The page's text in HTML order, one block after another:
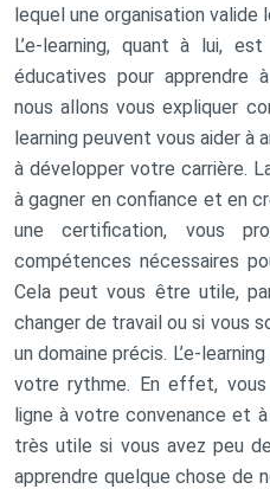
lequel une organisation valide
L’e-learning, quant à lui,
éducatives pour apprendre
nous allons vous expliquer
learning peuvent vous aider
à développer votre carrière.
à gagner en confiance et en
une certification, vous
compétences nécessaires
Cela peut vous être utile,
changer de travail ou si vous
un domaine précis. L’e-
votre rythme. En effet,
ligne à votre convenance et
très utile si vous avez peu
apprendre quelque chose de